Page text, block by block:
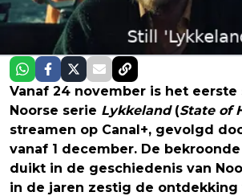
Vanaf 24 november is het eerste
Noorse serie Lykkeland(State of
streamen op Canal+, gevolgd
vanaf 1 december. De
duikt in de geschiedenis van
in de jaren zestig de ontdekking